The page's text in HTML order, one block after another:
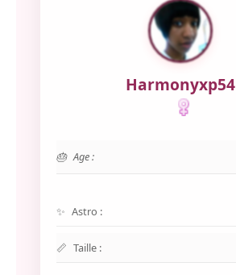
Harmonyxp54
Age :
Astro :
Taille :